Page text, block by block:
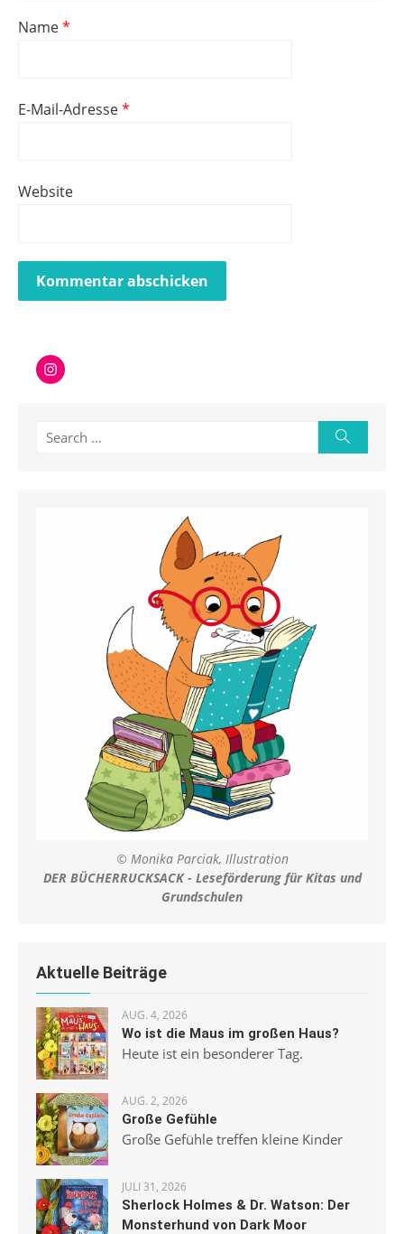
Name*
E-Mail-Adresse*
Website
Instagram
Search
© Monika Parciak, Illustration
DER BÜCHERRUCKSACK - Leseförderung für Kitas und
Grundschulen
Aktuelle Beiträge
AUG. 4, 2026
Wo ist die Maus im großen Haus?
Heute ist ein besonderer Tag.
AUG. 2, 2026
Große Gefühle
Große Gefühle treffen kleine Kinder
JULI 31, 2026
Sherlock Holmes & Dr. Watson: Der
Monsterhund von Dark Moor